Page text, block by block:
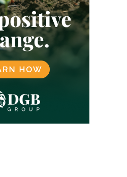
MANGROVE
MILIEU
NETFLIX
ONTBOSSING